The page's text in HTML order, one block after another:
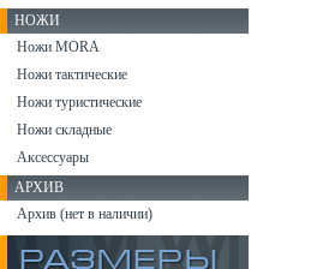
НОЖИ
Ножи MORA
Ножи тактические
Ножи туристические
Ножи складные
Аксессуары
АРХИВ
Архив (нет в наличии)